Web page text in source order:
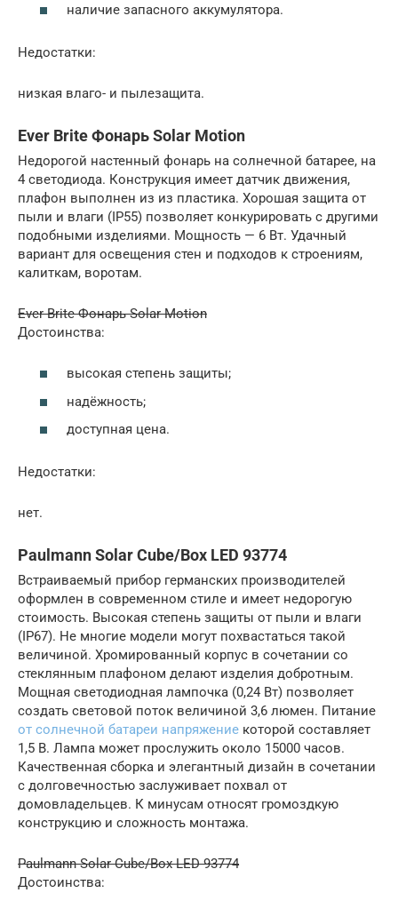
наличие запасного аккумулятора.
Недостатки:
низкая влаго- и пылезащита.
Ever Brite Фонарь Solar Motion
Недорогой настенный фонарь на солнечной батарее, на
4 светодиода. Конструкция имеет датчик движения,
плафон выполнен из из пластика. Хорошая защита от
пыли и влаги (IP55) позволяет конкурировать с другими
подобными изделиями. Мощность — 6 Вт. Удачный
вариант для освещения стен и подходов к строениям,
калиткам, воротам.
Ever Brite Фонарь Solar Motion
Достоинства:
высокая степень защиты;
надёжность;
доступная цена.
Недостатки:
нет.
Paulmann Solar Cube/Box LED 93774
Встраиваемый прибор германских производителей
оформлен в современном стиле и имеет недорогую
стоимость. Высокая степень защиты от пыли и влаги
(IP67). Не многие модели могут похвастаться такой
величиной. Хромированный корпус в сочетании со
стеклянным плафоном делают изделия добротным.
Мощная светодиодная лампочка (0,24 Вт) позволяет
создать световой поток величиной 3,6 люмен. Питание
от солнечной батареи напряжение которой составляет
1,5 В. Лампа может прослужить около 15000 часов.
Качественная сборка и элегантный дизайн в сочетании
с долговечностью заслуживает похвал от
домовладельцев. К минусам относят громоздкую
конструкцию и сложность монтажа.
Paulmann Solar Cube/Box LED 93774
Достоинства: